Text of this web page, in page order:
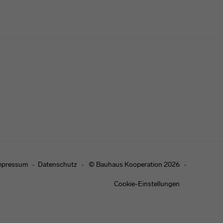
Datenschutz © Bauhaus Kooperation 2026
Cookie-Einstellungen